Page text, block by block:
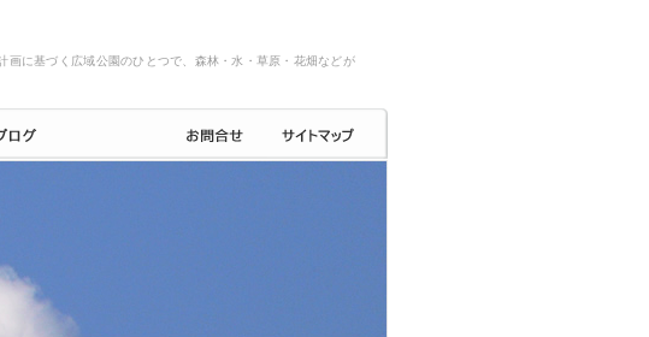
画に基づく広域公園のひとつで、森林・水・草原・花畑などが